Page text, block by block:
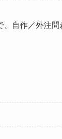
、自作／外注問